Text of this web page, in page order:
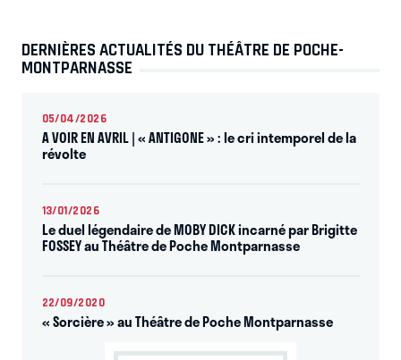
DERNIÈRES ACTUALITÉS DU THÉÂTRE DE POCHE-
MONTPARNASSE
05/04/2026
A VOIR EN AVRIL | « ANTIGONE » : le cri intemporel de la
révolte
13/01/2026
Le duel légendaire de MOBY DICK incarné par Brigitte
FOSSEY au Théâtre de Poche Montparnasse
22/09/2020
« Sorcière » au Théâtre de Poche Montparnasse